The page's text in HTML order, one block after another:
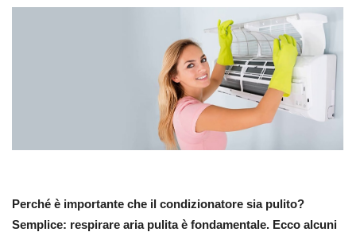
Perché è importante che il condizionatore sia pulito?
Semplice: respirare aria pulita è fondamentale. Ecco alcuni